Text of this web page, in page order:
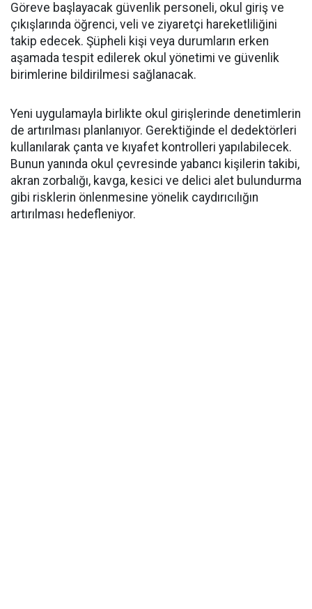
Göreve başlayacak güvenlik personeli, okul giriş ve
çıkışlarında öğrenci, veli ve ziyaretçi hareketliliğini
takip edecek. Şüpheli kişi veya durumların erken
aşamada tespit edilerek okul yönetimi ve güvenlik
birimlerine bildirilmesi sağlanacak.
Yeni uygulamayla birlikte okul girişlerinde denetimlerin
de artırılması planlanıyor. Gerektiğinde el dedektörleri
kullanılarak çanta ve kıyafet kontrolleri yapılabilecek.
Bunun yanında okul çevresinde yabancı kişilerin takibi,
akran zorbalığı, kavga, kesici ve delici alet bulundurma
gibi risklerin önlenmesine yönelik caydırıcılığın
artırılması hedefleniyor.